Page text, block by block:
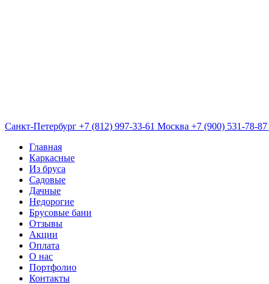
Санкт-Петербург +7 (812) 997-33-61 Москва +7 (900) 531-78-87
Главная
Каркасные
Из бруса
Садовые
Дачные
Недорогие
Брусовые бани
Отзывы
Акции
Оплата
О нас
Портфолио
Контакты